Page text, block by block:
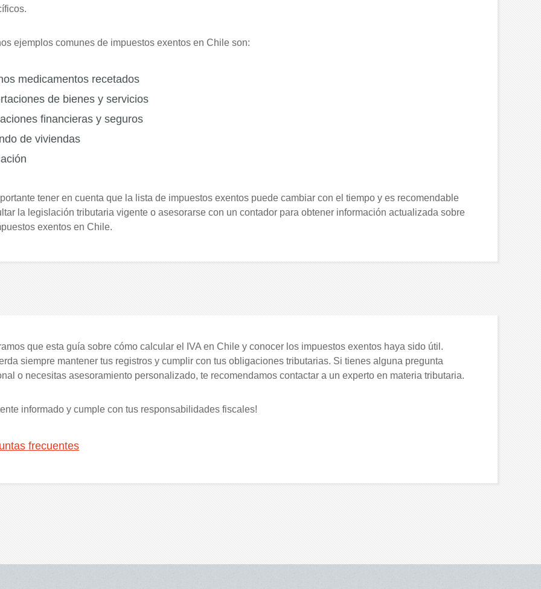
ejemplos comunes de impuestos exentos en Chile son:
medicamentos recetados
de bienes y servicios
financieras y seguros
de viviendas
tener en cuenta que la lista de impuestos exentos puede cambiar con el tiempo y es recomendable
la legislación tributaria vigente o asesorarse con un contador para obtener información actualizada sobre
exentos en Chile.
que esta guía sobre cómo calcular el IVA en Chile y conocer los impuestos exentos haya sido útil.
siempre mantener tus registros y cumplir con tus obligaciones tributarias. Si tienes alguna pregunta
o necesitas asesoramiento personalizado, te recomendamos contactar a un experto en materia tributaria.
informado y cumple con tus responsabilidades fiscales!
frecuentes